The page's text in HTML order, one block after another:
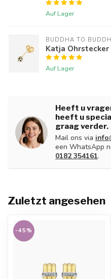
Auf Lager
BUDDHA TO
Katja
Auf Lager
Heeft u
heeft u
graag verder.
Mail ons via
een WhatsApp
0182 354161.
Zuletzt angesehen
-45%